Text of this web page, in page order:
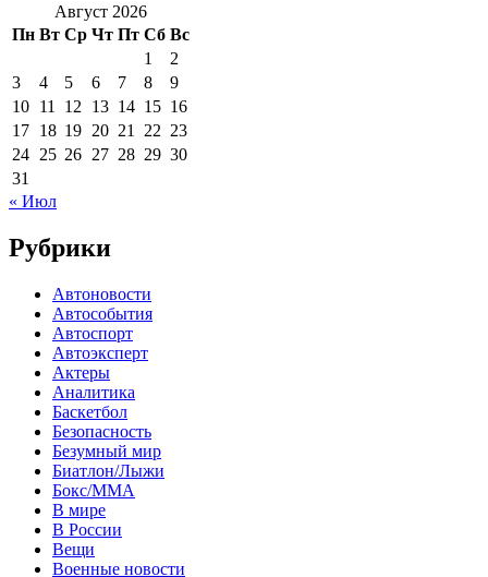
Август 2026
Пн Вт Ср Чт Пт Сб Вс
1
2
3
4 5 6 7 8
9
10 11 12 13 14 15 16
17 18 19 20 21 22 23
24 25 26 27 28 29 30
31
« Июл
Рубрики
Автоновости
Автособытия
Автоспорт
Автоэксперт
Актеры
Аналитика
Баскетбол
Безопасность
Безумный мир
Биатлон/Лыжи
Бокс/MMA
В мире
В России
Вещи
Военные новости